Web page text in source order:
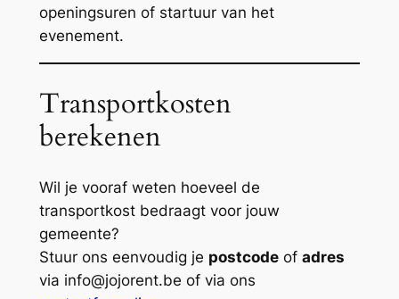
openingsuren of startuur van het
evenement.
Transportkosten
berekenen
Wil je vooraf weten hoeveel de
transportkost bedraagt voor jouw
gemeente?
Stuur ons eenvoudig je postcodeof adres
via info@jojorent.be of via ons